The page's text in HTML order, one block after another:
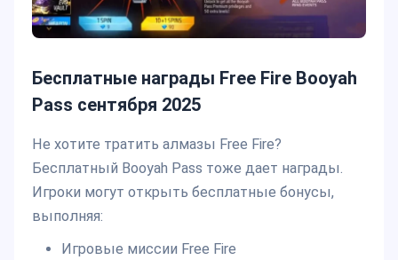
Бесплатные награды Free Fire Booyah
Pass сентября 2025
Не хотите тратить алмазы Free Fire?
Бесплатный Booyah Pass тоже дает награды.
Игроки могут открыть бесплатные бонусы,
выполняя:
Игровые миссии Free Fire